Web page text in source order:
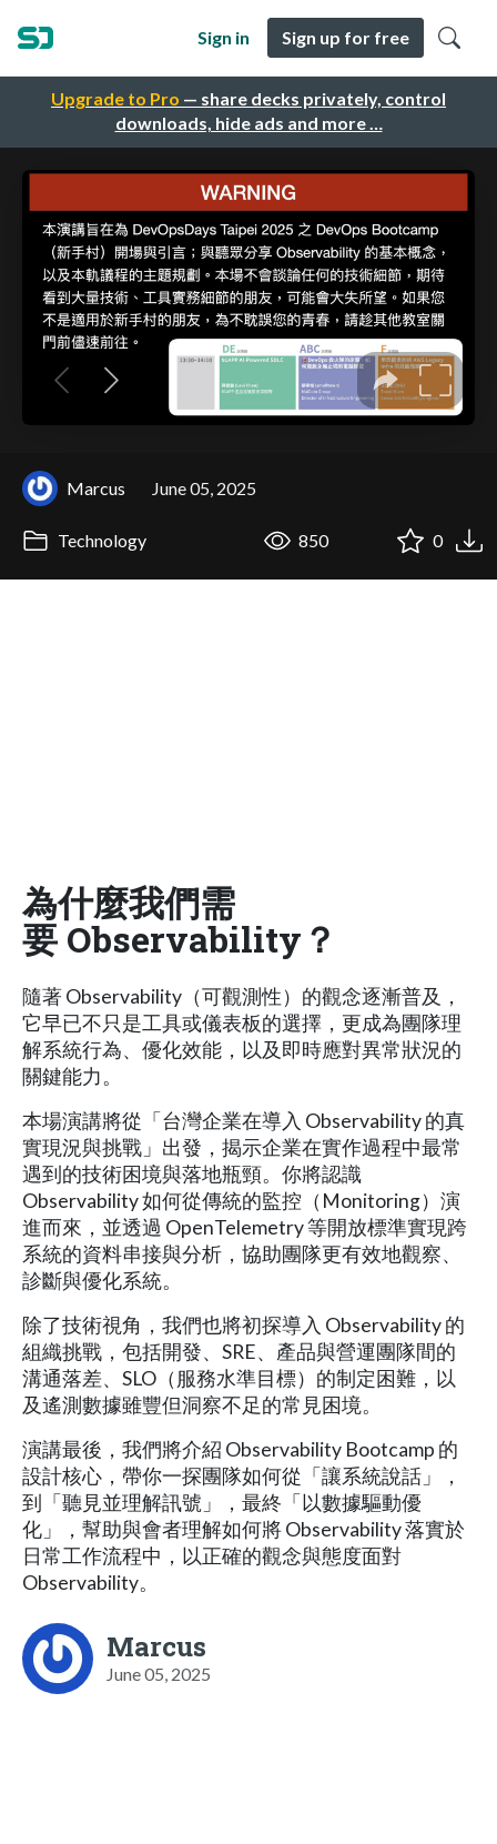
Upgrade to Pro — share decks privately, control
downloads, hide ads and more …
Sign in Sign up for free
Marcus June 05, 2025
Technology 850 0
為什麼我們需
要 Observability？
隨著 Observability（可觀測性）的觀念逐漸普及，
它早已不只是工具或儀表板的選擇，更成為團隊理
解系統行為、優化效能，以及即時應對異常狀況的
關鍵能力。
本場演講將從「台灣企業在導入 Observability 的真
實現況與挑戰」出發，揭示企業在實作過程中最常
遇到的技術困境與落地瓶頸。你將認識
Observability 如何從傳統的監控（Monitoring）演
進而來，並透過 OpenTelemetry 等開放標準實現跨
系統的資料串接與分析，協助團隊更有效地觀察、
診斷與優化系統。
除了技術視角，我們也將初探導入 Observability 的
組織挑戰，包括開發、SRE、產品與營運團隊間的
溝通落差、SLO（服務水準目標）的制定困難，以
及遙測數據雖豐但洞察不足的常見困境。
演講最後，我們將介紹 Observability Bootcamp 的
設計核心，帶你一探團隊如何從「讓系統說話」，
到「聽見並理解訊號」，最終「以數據驅動優
化」，幫助與會者理解如何將 Observability 落實於
日常工作流程中，以正確的觀念與態度面對
Observability。
Marcus
June 05, 2025